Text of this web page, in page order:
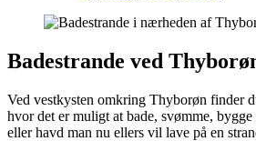
Badestrande ved
Ved vestkysten omkring Thyborøn finder
hvor det er muligt at bade, svømme, bygge
eller havd man nu ellers vil lave på en